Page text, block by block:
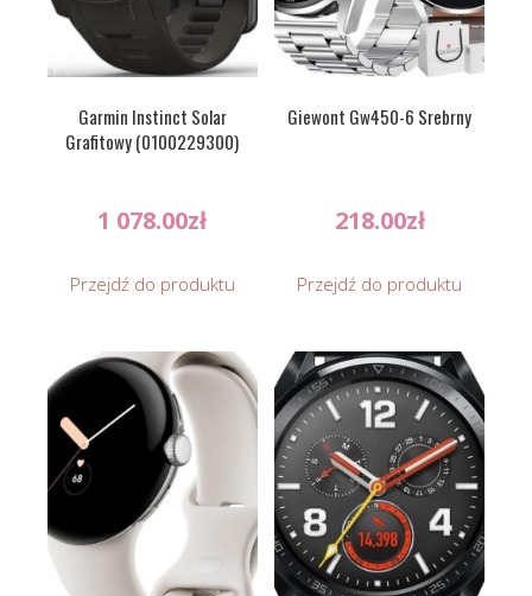
Garmin Instinct Solar
Grafitowy (0100229300)
1 078.00zł
Przejdź do produktu
Giewont Gw450-6 Srebrny
218.00zł
Przejdź do produktu